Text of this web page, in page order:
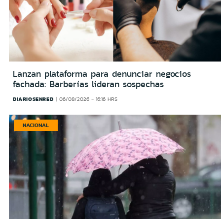
Lanzan plataforma para denunciar negocios
fachada: Barberías lideran sospechas
DIARIOSENRED 06/08/2026 - 16:16 HRS
NACIONAL